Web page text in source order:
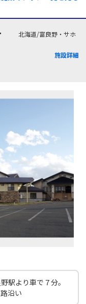
北海道/富良野・サホ
施設詳細
駅より車で７分。
沿い